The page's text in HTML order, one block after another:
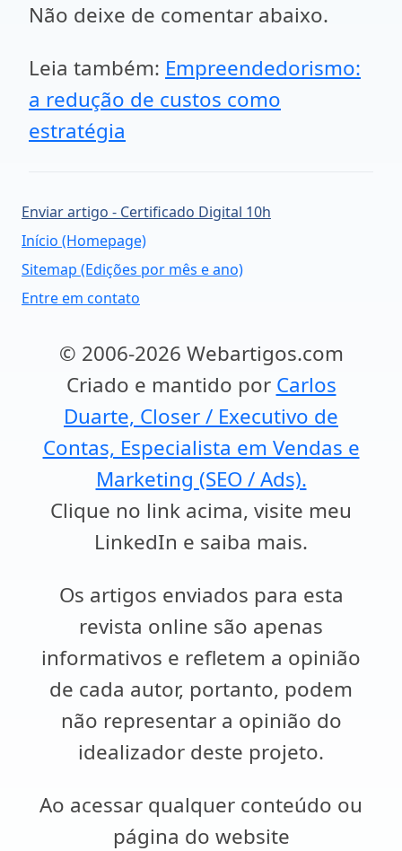
Não deixe de comentar abaixo.
Leia também: Empreendedorismo:
a redução de custos como
estratégia
Enviar artigo - Certificado Digital 10h
Início (Homepage)
Sitemap (Edições por mês e ano)
Entre em contato
© 2006-2026 Webartigos.com
Criado e mantido por Carlos
Duarte, Closer / Executivo de
Contas, Especialista em Vendas e
Marketing (SEO / Ads).
Clique no link acima, visite meu
LinkedIn e saiba mais.
Os artigos enviados para esta
revista online são apenas
informativos e refletem a opinião
de cada autor, portanto, podem
não representar a opinião do
idealizador deste projeto.
Ao acessar qualquer conteúdo ou
página do website